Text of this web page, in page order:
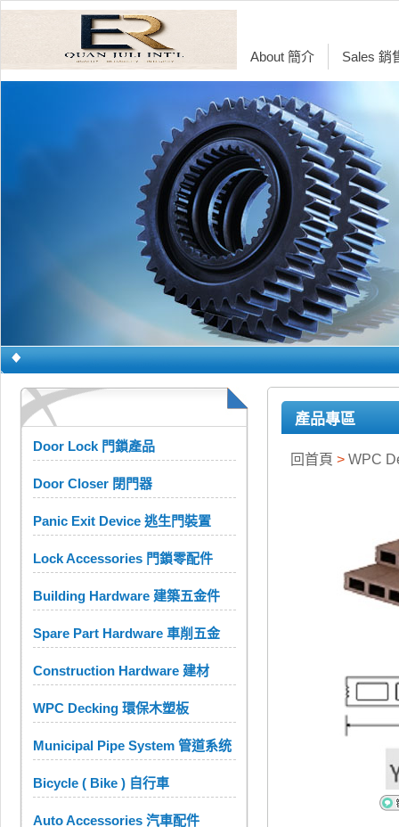
About 簡介 Sales 銷
Door Lock 門鎖產品
Door Closer 閉門器
Panic Exit Device 逃生門裝置
Lock Accessories 門鎖零配件
Building Hardware 建築五金件
Spare Part Hardware 車削五金
Construction Hardware 建材
WPC Decking 環保木塑板
Municipal Pipe System 管道系统
Bicycle ( Bike ) 自行車
Auto Accessories 汽車配件
產品專區
回首頁 > WPC